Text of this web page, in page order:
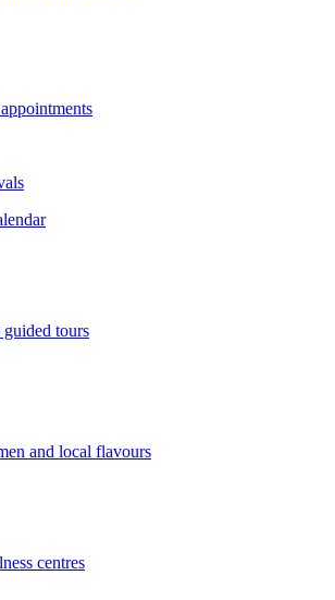
tours
and local flavours
centres